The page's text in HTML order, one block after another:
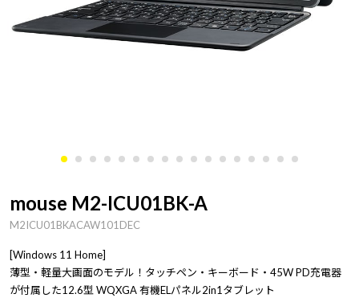
mouse M2-ICU01BK-A
M2ICU01BKACAW101DEC
[Windows 11 Home]
薄型・軽量大画面のモデル！タッチペン・キーボード・45W PD充電器
が付属した12.6型 WQXGA 有機ELパネル2in1タブレット